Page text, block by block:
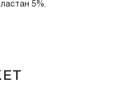
5%.